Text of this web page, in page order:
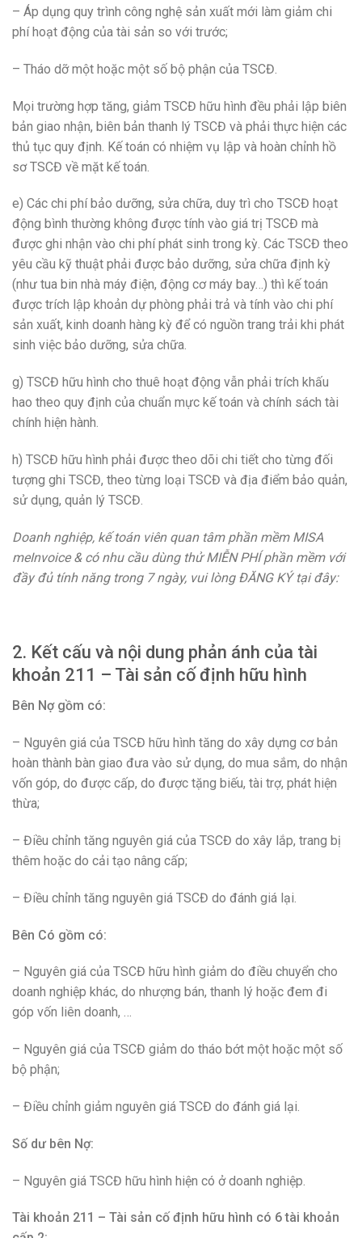
– Áp dụng quy trình công nghệ sản xuất mới làm giảm chi
phí hoạt động của tài sản so với trước;
– Tháo dỡ một hoặc một số bộ phận của TSCĐ.
Mọi trường hợp tăng, giảm TSCĐ hữu hình đều phải lập biên
bản giao nhận, biên bản thanh lý TSCĐ và phải thực hiện các
thủ tục quy định. Kế toán có nhiệm vụ lập và hoàn chỉnh hồ
sơ TSCĐ về mặt kế toán.
e) Các chi phí bảo dưỡng, sửa chữa, duy trì cho TSCĐ hoạt
động bình thường không được tính vào giá trị TSCĐ mà
được ghi nhận vào chi phí phát sinh trong kỳ. Các TSCĐ theo
yêu cầu kỹ thuật phải được bảo dưỡng, sửa chữa định kỳ
(như tua bin nhà máy điện, động cơ máy bay…) thì kế toán
được trích lập khoản dự phòng phải trả và tính vào chi phí
sản xuất, kinh doanh hàng kỳ để có nguồn trang trải khi phát
sinh việc bảo dưỡng, sửa chữa.
g) TSCĐ hữu hình cho thuê hoạt động vẫn phải trích khấu
hao theo quy định của chuẩn mực kế toán và chính sách tài
chính hiện hành.
h) TSCĐ hữu hình phải được theo dõi chi tiết cho từng đối
tượng ghi TSCĐ, theo từng loại TSCĐ và địa điểm bảo quản,
sử dụng, quản lý TSCĐ.
Doanh nghiệp, kế toán viên quan tâm phần mềm MISA
meInvoice & có nhu cầu dùng thử MIỄN PHÍ phần mềm với
đầy đủ tính năng trong 7 ngày, vui lòng ĐĂNG KÝ tại đây:
2. Kết cấu và nội dung phản ánh của tài
khoản 211 – Tài sản cố định hữu hình
Bên Nợ gồm có:
– Nguyên giá của TSCĐ hữu hình tăng do xây dựng cơ bản
hoàn thành bàn giao đưa vào sử dụng, do mua sắm, do nhận
vốn góp, do được cấp, do được tặng biếu, tài trợ, phát hiện
thừa;
– Điều chỉnh tăng nguyên giá của TSCĐ do xây lắp, trang bị
thêm hoặc do cải tạo nâng cấp;
– Điều chỉnh tăng nguyên giá TSCĐ do đánh giá lại.
Bên Có gồm có:
– Nguyên giá của TSCĐ hữu hình giảm do điều chuyển cho
doanh nghiệp khác, do nhượng bán, thanh lý hoặc đem đi
góp vốn liên doanh, …
– Nguyên giá của TSCĐ giảm do tháo bớt một hoặc một số
bộ phận;
– Điều chỉnh giảm nguyên giá TSCĐ do đánh giá lại.
Số dư bên Nợ:
– Nguyên giá TSCĐ hữu hình hiện có ở doanh nghiệp.
Tài khoản 211 – Tài sản cố định hữu hình có 6 tài khoản